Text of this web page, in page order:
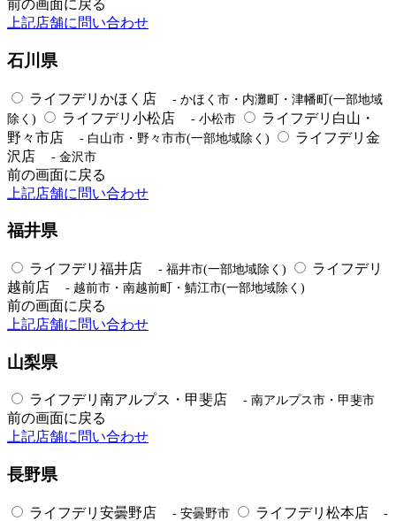
前の画面に戻る
上記店舗に問い合わせ
石川県
ライフデリかほく店
- かほく市・内灘町・津幡町(一部地域
除く)
ライフデリ小松店 - 小松市
ライフデリ白山・
野々市店
- 白山市・野々市市(一部地域除く)
ライフデリ金
沢店
- 金沢市
前の画面に戻る
上記店舗に問い合わせ
福井県
ライフデリ福井店 - 福井市(一部地域除く)
ライフデリ
越前店
- 越前市・南越前町・鯖江市(一部地域除く)
前の画面に戻る
上記店舗に問い合わせ
山梨県
ライフデリ南アルプス・甲斐店 - 南アルプス市・甲斐市
前の画面に戻る
上記店舗に問い合わせ
長野県
ライフデリ安曇野店 - 安曇野市 ライフデリ松本店
-